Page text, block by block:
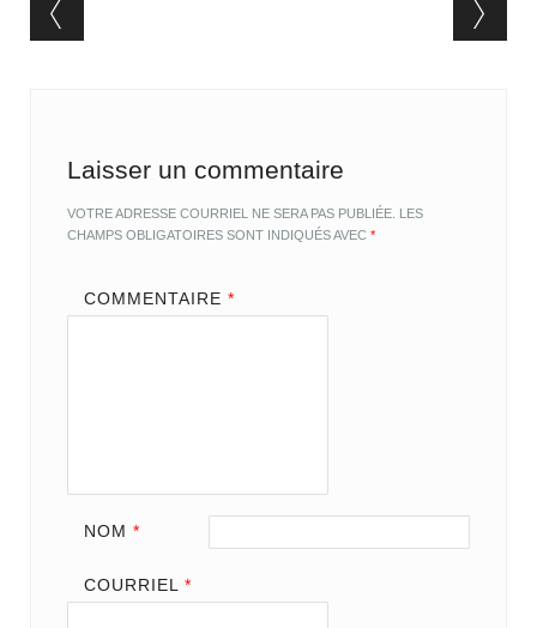
Post navigation
Laisser un commentaire
VOTRE ADRESSE COURRIEL NE SERA PAS PUBLIÉE. LES
CHAMPS OBLIGATOIRES SONT INDIQUÉS AVEC*
COMMENTAIRE *
NOM *
COURRIEL *